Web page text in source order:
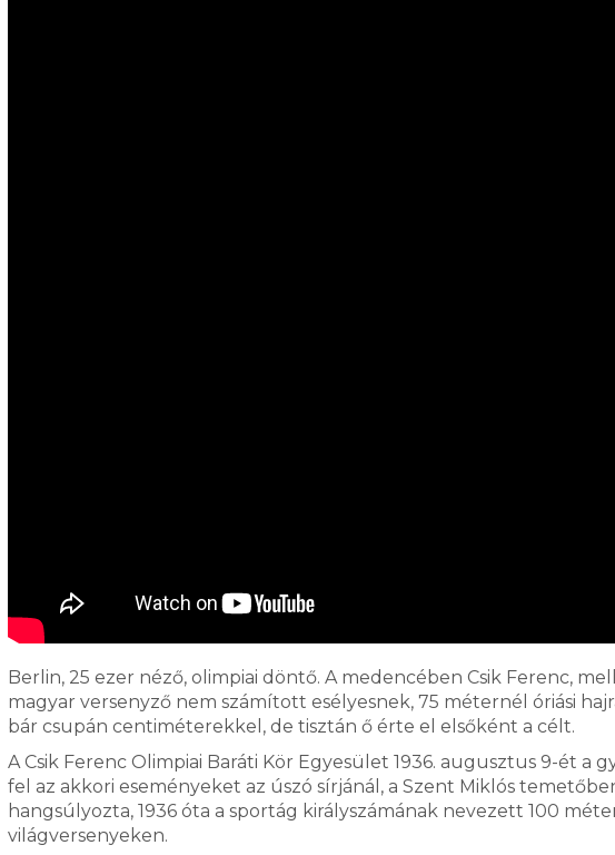
Berlin, 25 ezer néző, olimpiai döntő. A medencében Csik Ferenc,
magyar versenyző nem számított esélyesnek, 75 méternél óriási
bár csupán centiméterekkel, de tisztán ő érte el elsőként a célt.
A Csik Ferenc Olimpiai Baráti Kör Egyesület 1936. augusztus 9-ét a
fel az akkori eseményeket az úszó sírjánál, a Szent Miklós
hangsúlyozta, 1936 óta a sportág királyszámának nevezett 100
világversenyeken.